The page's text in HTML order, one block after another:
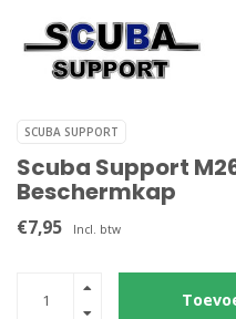
SCUBA SUPPORT
Scuba Support
Beschermkap
€7,95 Incl. btw